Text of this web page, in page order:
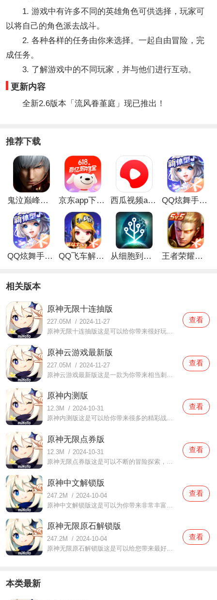
1. 游戏中有许多不同的英雄角色可供选择，玩家可
以将自己的角色派去战斗。
2. 各种各样的任务由你来选择。一起自由冒险，完
成任务。
3. 了解游戏中的不同玩家，并与他们进行互动。
更新内容
全新2.6版本「流风眷堇庭」现已推出！
推荐下载
鬼泣巅峰之战最新破解版 京东app下载安装 西瓜视频app安卓版 QQ炫舞手游破解版
QQ炫舞手游解锁版 QQ飞车解锁版无限钻石最新版 从细胞到奇点手游 王者荣耀无限点券解锁版
相关版本
原神无限十连抽版
227.05M / 2024-11-27
原神无限十连抽版这是可以给你带来很好玩很刺激的游戏战斗的手机游戏，这里的角色都非常的好看帅气，而且还有各种属性互相组合搭配，你可以自由的去进行自己的队伍搭配，这里的角色都是要抽取的，当然游戏会赠送几个免费的角色给你进行初期的游戏体验，大家在这还可以感受
查看
原神云游戏最新版
227.05M / 2024-11-27
查看
原神内测版
12.3M / 2024-10-31
原神内测版这是可以给你带来很多的精彩战斗内容的手机游戏，这里有丰富的剧情，有很多好玩好看的快乐内容，还可以给你带来非常丰富的内容体验与感受。这个游戏主要的内容就是去探索这个世界的各个地区，感受到很丰富的内容与体验，还可以不断的去感受很多的角色内容，各个
查看
原神无限点券版
12.3M / 2024-10-31
查看
原神中文解锁版
247.2M / 2024-10-04
查看
原神无限原石解锁版
247.2M / 2024-10-04
原神无限原石解锁版这是可以给您带来最好的内容体验，为您带来最好的游戏体验与互动的手机游戏，各种优质精彩的画面给你带来非常丰富的游戏感受，而且游戏的角色很多，大家可以自由抽取，还有各种武器内容，给你带来非常精彩的战斗体验，很多的内容都可以给你带来非常好非
查看
本类最新